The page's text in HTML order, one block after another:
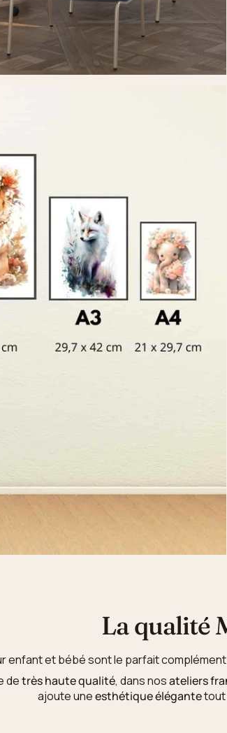
La qualité
enfant et bébé sont le parfait
detrès haute qualité, dans nosateliers
ajoute uneesthétique élégantetout